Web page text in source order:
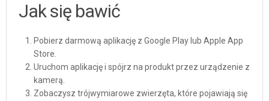
Jak się bawić
Pobierz darmową aplikację z Google Play lub Apple App
Store
Uruchom aplikację i spójrz na produkt przez urządzenie z
kamerą.
Zobaczysz trójwymiarowe zwierzęta, które pojawiają się